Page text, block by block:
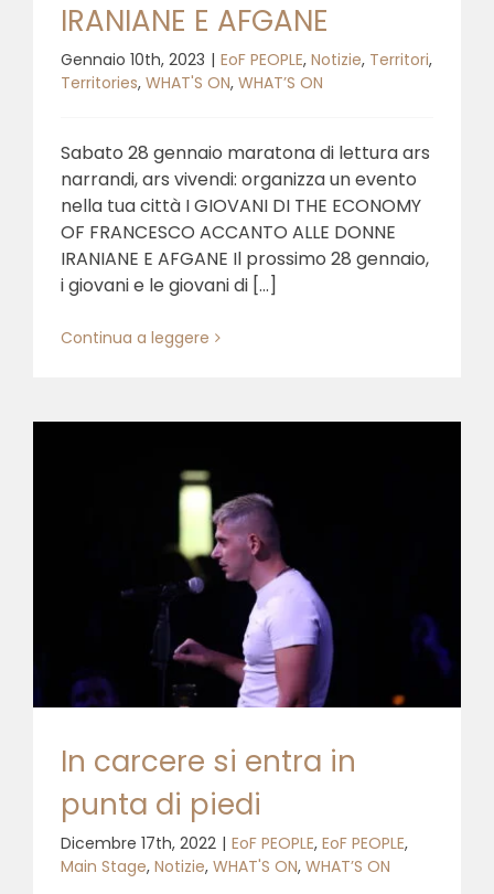
IRANIANE E AFGANE
Gennaio 10th, 2023 | EoF PEOPLE, Notizie, Territori,
Territories, WHAT'S ON, WHAT’S ON
Sabato 28 gennaio maratona di lettura ars
narrandi, ars vivendi: organizza un evento
nella tua città I GIOVANI DI THE ECONOMY
OF FRANCESCO ACCANTO ALLE DONNE
IRANIANE E AFGANE Il prossimo 28 gennaio,
i giovani e le giovani di [...]
Continua a leggere
In carcere si entra in
punta di piedi
Dicembre 17th, 2022 | EoF PEOPLE, EoF PEOPLE,
Main Stage, Notizie, WHAT'S ON, WHAT’S ON